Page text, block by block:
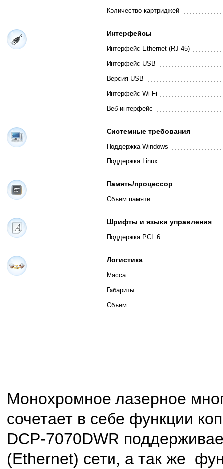
Монохромное лазерное
сочетает в себе функции
DCP-7070DWR
(Ethernet) сети, а так же
Количество картриджей
Интерфейсы
Интерфейс Ethernet (RJ-45)
Интерфейс USB
Версия USB
Интерфейс Wi-Fi
Веб-интерфейс
Системные требования
Поддержка Windows
Поддержка Linux
Память/процессор
Объем памяти
Шрифты и языки управления
Поддержка PCL 6
Логистика
Масса
Габариты
Объем